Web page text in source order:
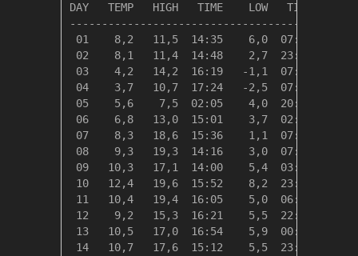
DAY   TEMP   HIGH   TIME    LOW   TIME
01    8,2   11,5  14:35    6,0  07:06
02    8,1   11,4  14:48    2,7  23:56
03    4,2   14,2  16:19   -1,1  07:15
04    3,7   10,7  17:24   -2,5  07:14
05    5,6    7,5  02:05    4,0  20:27
06    6,8   13,0  15:01    3,7  02:50
07    8,3   18,6  15:36    1,1  07:16
08    9,3   19,3  14:16    3,0  07:12
09   10,3   17,1  14:00    5,4  03:26
10   12,4   19,6  15:52    8,2  23:16
11   10,4   19,4  16:05    5,0  06:31
12    9,2   15,3  16:21    5,5  22:54
13   10,5   17,0  16:54    5,9  00:05
14   10,7   17,6  15:12    5,5  23:44